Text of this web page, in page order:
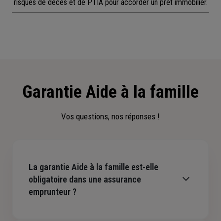
risques de décès et de PTIA pour accorder un prêt immobilier.
Garantie Aide à la famille
Vos questions, nos réponses !
La garantie Aide à la famille est-elle
obligatoire dans une assurance
emprunteur ?